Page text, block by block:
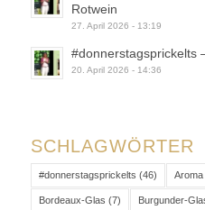
Rotwein
27. April 2026 - 13:19
#donnerstagsprickelts
20. April 2026 - 14:36
SCHLAGWÖRTER
#donnerstagsprickelts (46) Aroma
Bordeaux-Glas (7) Burgunder-